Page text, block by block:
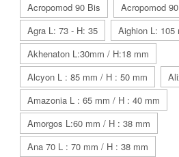
Acropomod 90 Bis
Acropomod
Agra L: 73 - H: 35
Aighion L: 105
Akhenaton L:30mm / H:18 mm
Alcyon L : 85 mm / H : 50 mm
Amazonia L : 65 mm / H : 40 mm
Amorgos L:60 mm / H : 38 mm
Ana 70 L : 70 mm / H : 38 mm